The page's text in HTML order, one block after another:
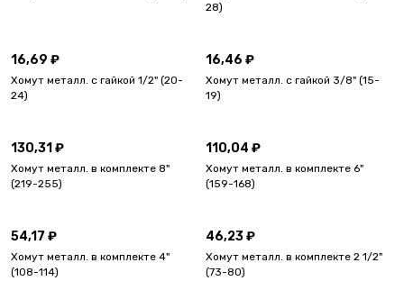
28)
16,69 ₽
Хомут металл. с гайкой 1/2" (20-
24)
16,46 ₽
Хомут металл. с гайкой 3/8" (15-
19)
130,31 ₽
Хомут металл. в комплекте 8"
(219-255)
110,04 ₽
Хомут металл. в комплекте 6"
(159-168)
54,17 ₽
Хомут металл. в комплекте 4"
(108-114)
46,23 ₽
Хомут металл. в комплекте 2 1/2"
(73-80)